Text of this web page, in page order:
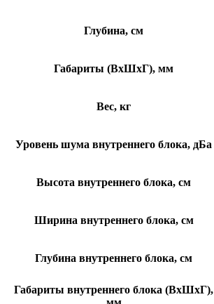
Глубина, см
Габариты (ВхШхГ), мм
Вес, кг
Уровень шума внутреннего блока, дБа
Высота внутреннего блока, см
Ширина внутреннего блока, см
Глубина внутреннего блока, см
Габариты внутреннего блока (ВхШхГ),